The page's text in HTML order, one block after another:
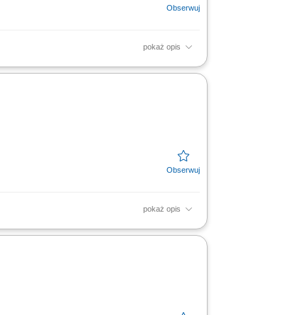
pokaż opis
produktowe oraz
pokaż opis
produktowe oraz